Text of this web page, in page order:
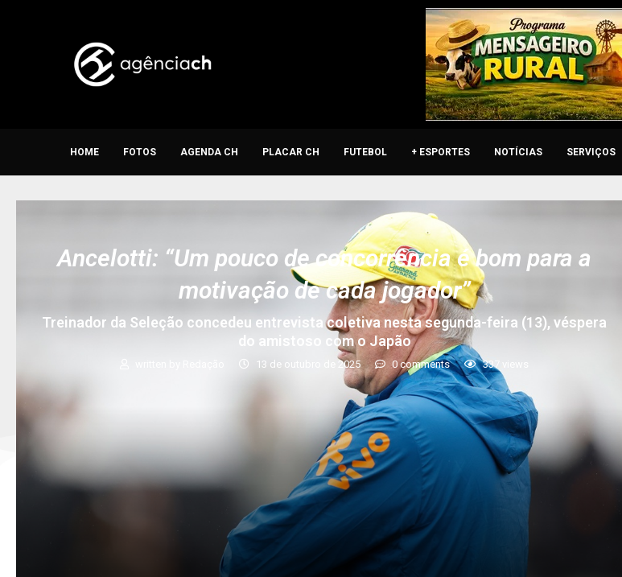
HOME FOTOS AGENDA CH PLACAR CH FUTEBOL + ESPORTES NOTÍCIAS SERVIÇOS
Ancelotti: “Um pouco de concorrência é bom para a
motivação de cada jogador”
Treinador da Seleção concedeu entrevista coletiva nesta segunda-feira (13), véspera
do amistoso com o Japão
13 de outubro de 2025 0 comments 337